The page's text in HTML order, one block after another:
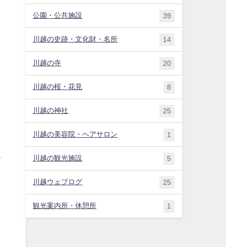
公園・公共施設 39
川越の史跡・文化財・名所 14
川越の寺 20
川越の桜・花見 8
川越の神社 25
川越の美容院・ヘアサロン 1
川越の観光施設 5
川越ウェブログ 25
観光案内所・休憩所 1